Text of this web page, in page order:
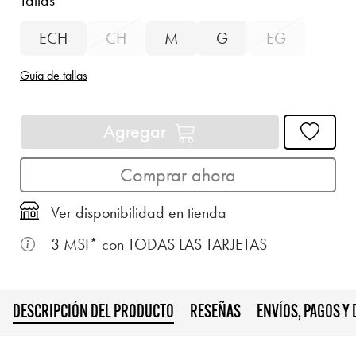
ECH
CH M G EG
Guía de tallas
Agregar
Comprar ahora
Ver disponibilidad en tienda
3 MSI* con TODAS LAS TARJETAS
DESCRIPCIÓN DEL PRODUCTO RESEÑAS ENVÍOS, PAGOS Y